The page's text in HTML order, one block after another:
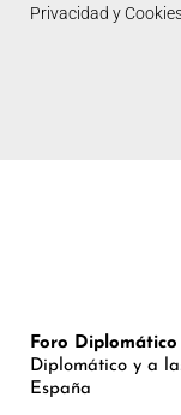
Privacidad y
Foro Diplomático
Diplomático y a
España